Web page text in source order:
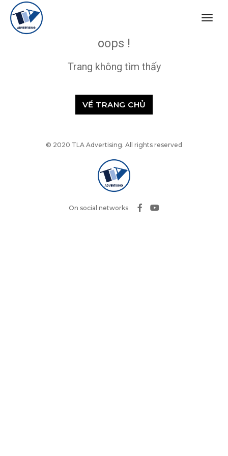
oops !
Trang không tìm thấy
VỀ TRANG CHỦ
© 2020 TLA Advertising. All rights reserved
On social networks